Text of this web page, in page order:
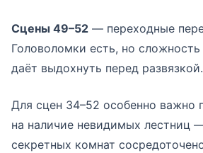
Сцены 49–52 — переходные
Головоломки есть, но
даёт выдохнуть перед развязкой.
Для сцен 34–52 особенно важно
на наличие невидимых лестниц
секретных комнат